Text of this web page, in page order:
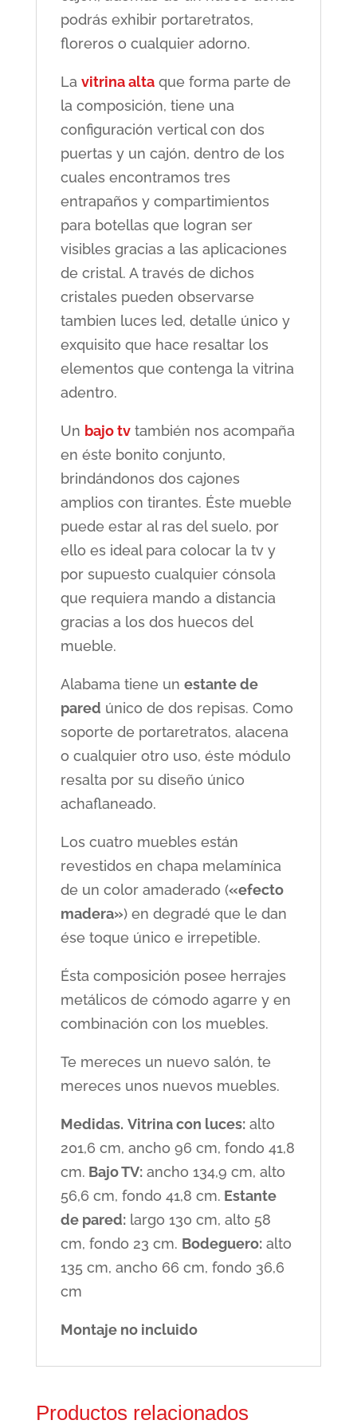
podrás exhibir portaretratos,
floreros o cualquier adorno.
La vitrina altaque forma parte de
la composición, tiene una
configuración vertical con dos
puertas y un cajón, dentro de los
cuales encontramos tres
entrapaños y compartimientos
para botellas que logran ser
visibles gracias a las aplicaciones
de cristal. A través de dichos
cristales pueden observarse
tambien luces led, detalle único y
exquisito que hace resaltar los
elementos que contenga la vitrina
adentro.
Un bajo tvtambién nos acompaña
en éste bonito conjunto,
brindándonos dos cajones
amplios con tirantes. Éste mueble
puede estar al ras del suelo, por
ello es ideal para colocar la tv y
por supuesto cualquier cónsola
que requiera mando a distancia
gracias a los dos huecos del
mueble.
Alabama tiene un estante de
pared único de dos repisas. Como
soporte de portaretratos, alacena
o cualquier otro uso, éste módulo
resalta por su diseño único
achaflaneado.
Los cuatro muebles están
revestidos en chapa melamínica
de un color amaderado («efecto
madera») en degradé que le dan
ése toque único e irrepetible.
Ésta composición posee herrajes
metálicos de cómodo agarre y en
combinación con los muebles.
Te mereces un nuevo salón, te
mereces unos nuevos muebles.
Medidas. Vitrina con luces:alto
201,6 cm, ancho 96 cm, fondo 41,8
cm. Bajo TV:ancho 134,9 cm, alto
56,6 cm, fondo 41,8 cm. Estante
de pared:largo 130 cm, alto 58
cm, fondo 23 cm. Bodeguero:alto
135 cm, ancho 66 cm, fondo 36,6
cm
Montaje no incluido
Productos relacionados